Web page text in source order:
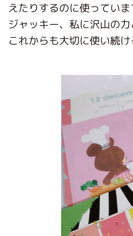
えたりするのに使っていま
ジャッキー、私に沢山の力
これからも大切に使い続け
くまのがっこう しょ
くまのがっこう 家庭